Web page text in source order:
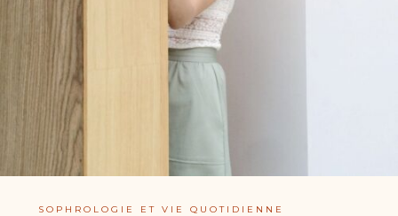
SOPHROLOGIE ET VIE QUOTIDIENNE